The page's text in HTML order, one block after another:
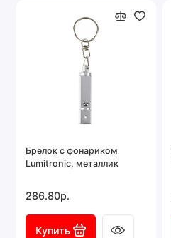
Брелок с фонариком
Lumitronic, металлик
286.80р.
Купить